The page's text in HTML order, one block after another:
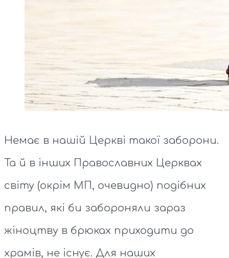
Немає в нашій Церкві такої заборони.
Та й в інших Православних Церквах
світу (окрім МП, очевидно) подібних
правил, які би забороняли зараз
жіноцтву в брюках приходити до
храмів, не існує. Для наших